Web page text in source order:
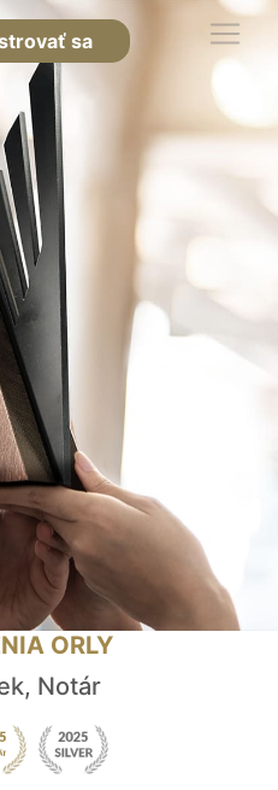
sa
ORLY
Notár